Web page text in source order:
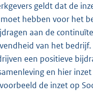
geldt dat de
hebben voor het
aan de
van het
een positieve
en hier
de inzet op